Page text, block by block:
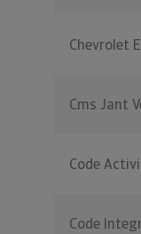
Chevrolet
Cms Jant
Code
Code